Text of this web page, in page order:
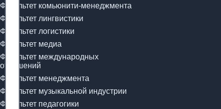
Факультет комьюнити-менеджмента
Факультет лингвистики
Факультет логистики
Факультет медиа
Факультет международных
отношений
Факультет менеджмента
Факультет музыкальной индустрии
Факультет педагогики